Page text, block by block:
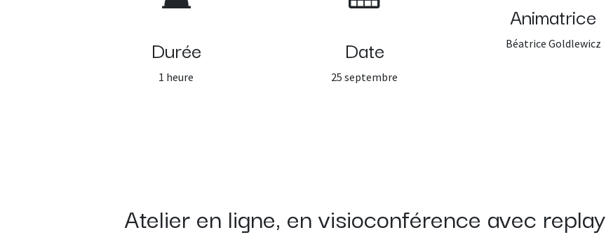
Date
25 septembre
Animatrice
Béatrice Goldlewicz
Durée
1 heure
Atelier en ligne, en visioconférence avec replay